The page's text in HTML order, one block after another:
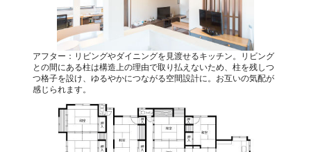
アフター：リビングやダイニングを見渡せるキッチン。リビング
との間にある柱は構造上の理由で取り払えないため、柱を残しつ
つ格子を設け、ゆるやかにつながる空間設計に。お互いの気配が
感じられます。